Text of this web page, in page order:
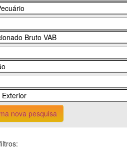
nova pesquisa